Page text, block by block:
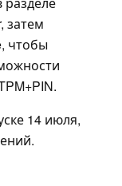
затем
чтобы
14 июля,